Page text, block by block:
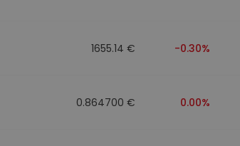
1655.14 € -0.30%
0.864700 € 0.00%